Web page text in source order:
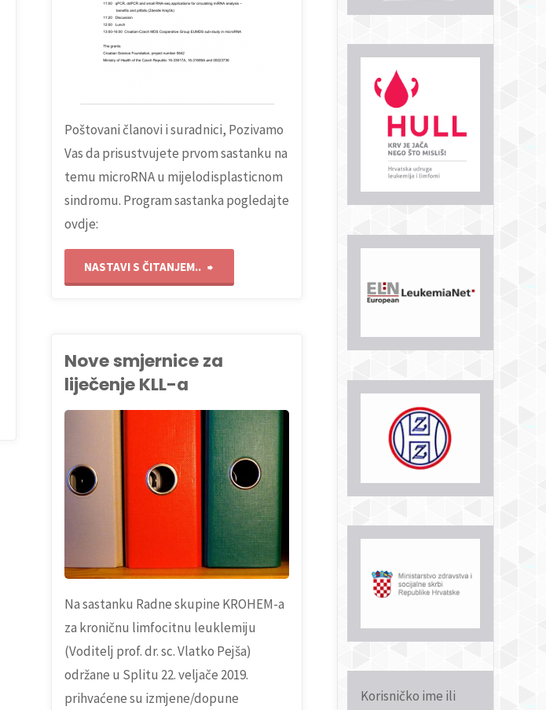
Poštovani članovi i suradnici, Pozivamo
Vas da prisustvujete prvom sastanku na
temu microRNA u mijelodisplasticnom
sindromu. Program sastanka pogledajte
ovdje:
NASTAVI S ČITANJEM..
Nove smjernice za
liječenje KLL-a
Na sastanku Radne skupine KROHEM-a
za kroničnu limfocitnu leuklemiju
(Voditelj prof. dr. sc. Vlatko Pejša)
održane u Splitu 22. veljače 2019.
prihvaćene su izmjene/dopune
Korisničko ime ili